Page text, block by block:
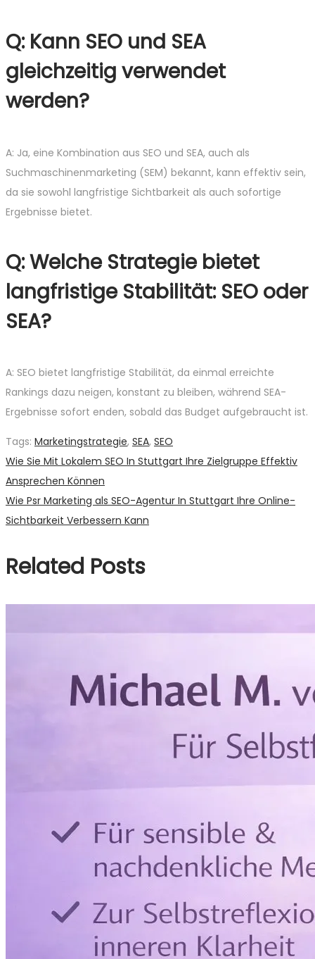
Q: Kann SEO und SEA
gleichzeitig verwendet
werden?
A: Ja, eine Kombination aus SEO und SEA, auch als
Suchmaschinenmarketing (SEM) bekannt, kann effektiv sein,
da sie sowohl langfristige Sichtbarkeit als auch sofortige
Ergebnisse bietet.
Q: Welche Strategie bietet
langfristige Stabilität: SEO oder
SEA?
A: SEO bietet langfristige Stabilität, da einmal erreichte
Rankings dazu neigen, konstant zu bleiben, während SEA-
Ergebnisse sofort enden, sobald das Budget aufgebraucht ist.
Tags: Marketingstrategie, SEA, SEO
Beitragsnavigation
Previous
post:
Wie Sie Mit Lokalem SEO In Stuttgart Ihre Zielgruppe Effektiv
Ansprechen Können
Next
post:
Wie Psr Marketing als SEO-Agentur In Stuttgart Ihre Online-
Sichtbarkeit Verbessern Kann
Related Posts